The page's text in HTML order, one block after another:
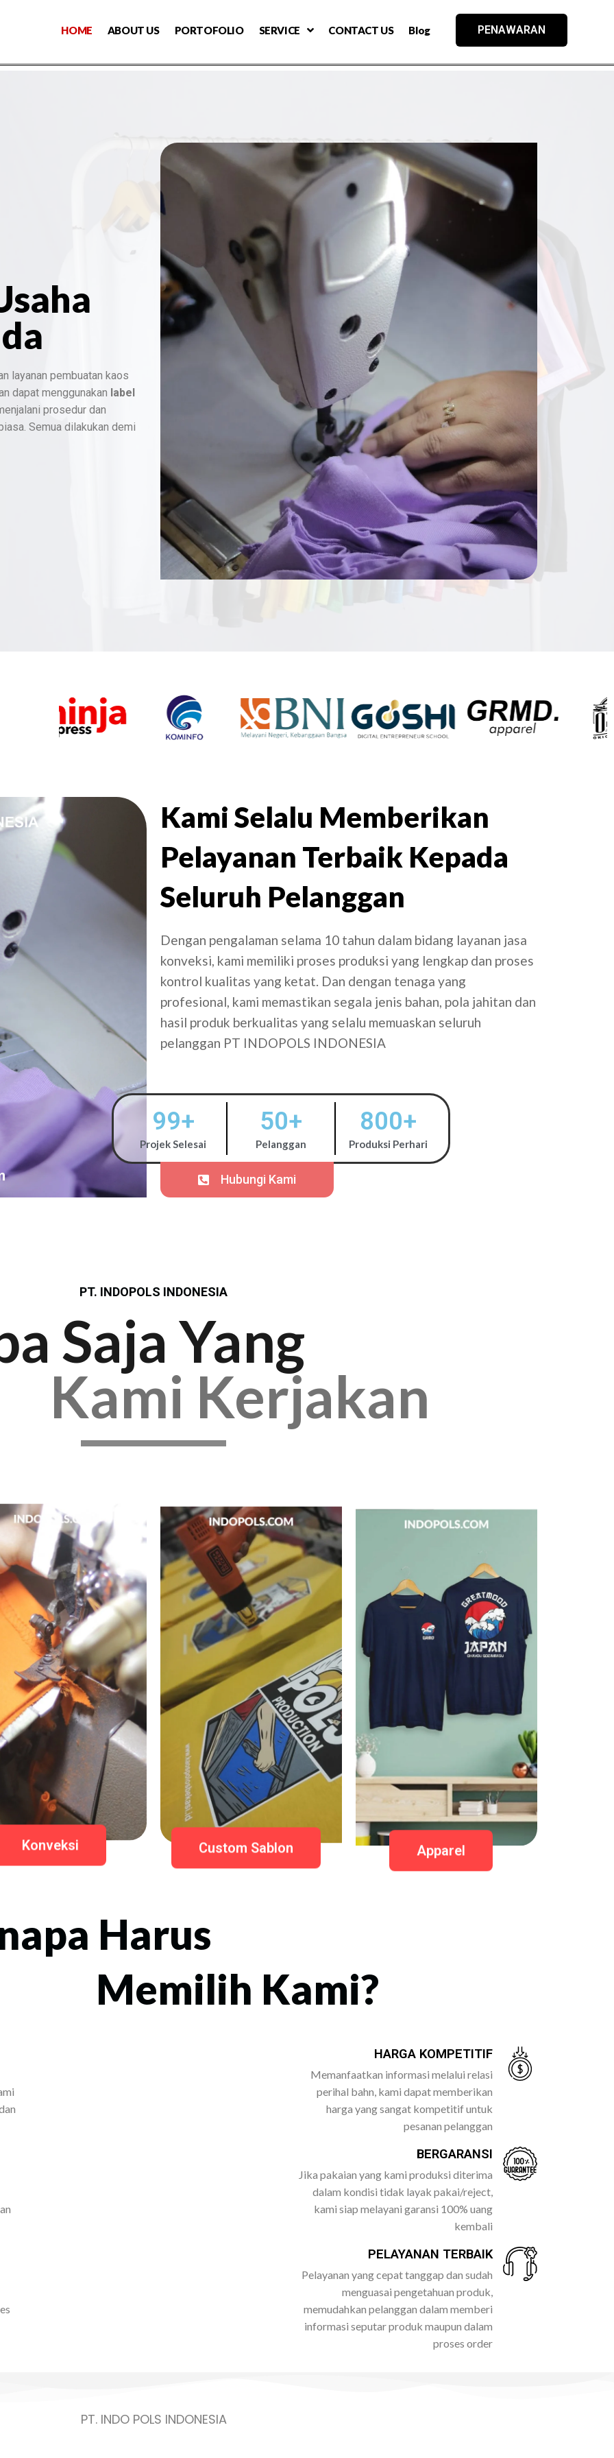
HOME ABOUT US PORTOFOLIO SERVICE CONTACT US Blog PENAWARAN
layanan pembuatan kaos
dapat menggunakan label
prosedur dan
Semua dilakukan demi
Kami Selalu Memberikan
Pelayanan Terbaik Kepada
Seluruh Pelanggan
Dengan pengalaman selama 10 tahun dalam bidang layanan jasa
konveksi, kami memiliki proses produksi yang lengkap dan proses
kontrol kualitas yang ketat. Dan dengan tenaga yang
profesional, kami memastikan segala jenis bahan, pola jahitan dan
hasil produk berkualitas yang selalu memuaskan seluruh
pelanggan PT INDOPOLS INDONESIA
Hubungi Kami
99+
Projek Selesai
50+
Pelanggan
800+
Produksi Perhari
PT. INDOPOLS INDONESIA
Saja Yang
Kami Kerjakan
Konveksi Custom Sablon Apparel
Harus
Memilih Kami?
HARGA KOMPETITIF
Memanfaatkan informasi melalui relasi
perihal bahn, kami dapat memberikan
harga yang sangat kompetitif untuk
pesanan pelanggan
BERGARANSI
Jika pakaian yang kami produksi diterima
dalam kondisi tidak layak pakai/reject,
kami siap melayani garansi 100% uang
kembali
PELAYANAN TERBAIK
Pelayanan yang cepat tanggap dan sudah
menguasai pengetahuan produk,
memudahkan pelanggan dalam memberi
informasi seputar produk maupun dalam
proses order
PT. INDO POLS INDONESIA